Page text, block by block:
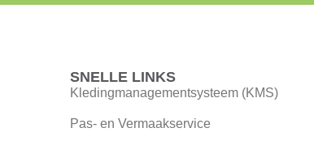
SNELLE LINKS
Kledingmanagementsysteem (KMS)
Pas- en Vermaakservice